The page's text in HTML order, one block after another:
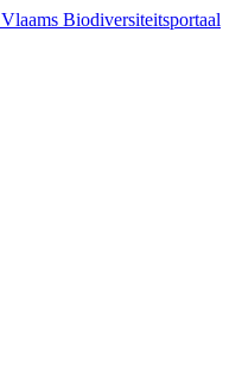
Vlaams Biodiversiteitsportaal